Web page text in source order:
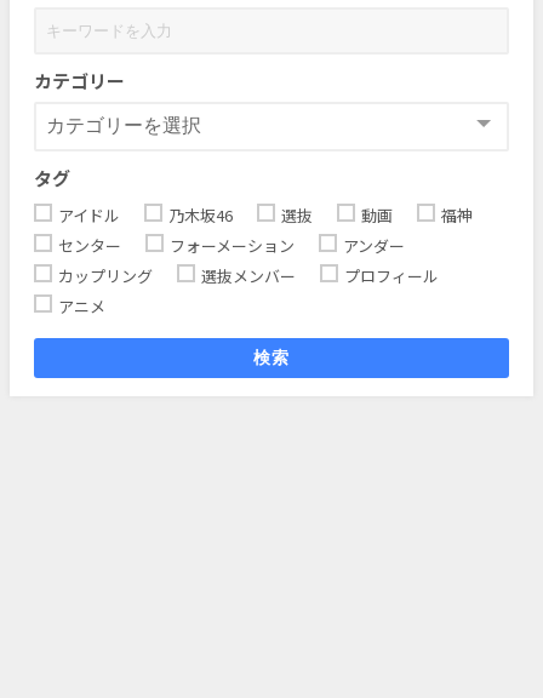
カテゴリー
タグ
アイドル 乃木坂46 選抜 動画
福神
センター
フォーメーション
アンダー
カップリング
選抜メンバー
プロフィール
アニメ
検索